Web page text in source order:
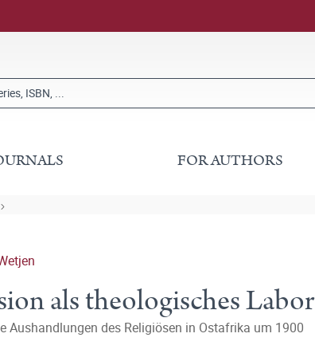
FOR AUTHORS
als theologisches Labor
Aushandlungen des Religiösen in Ostafrika um 1900